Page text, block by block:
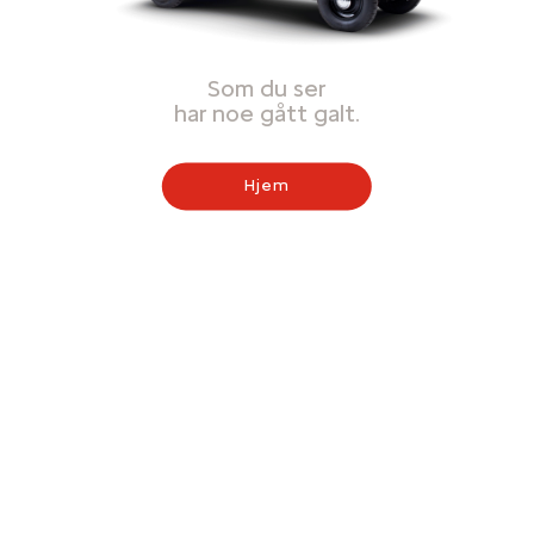
Som du ser
har noe gått galt.
Hjem